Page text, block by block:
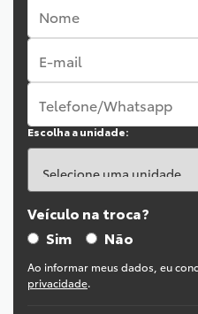
Escolha a unidade:
Veículo na troca?
Sim
Não
Ao informar meus dados, eu
privacidade.